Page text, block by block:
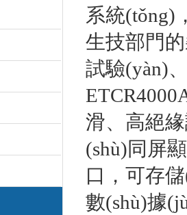
系統(tǒng)
生技部門
試驗(yàn)
滑、高絕
(shù)同屏
口，可存
數(shù)據